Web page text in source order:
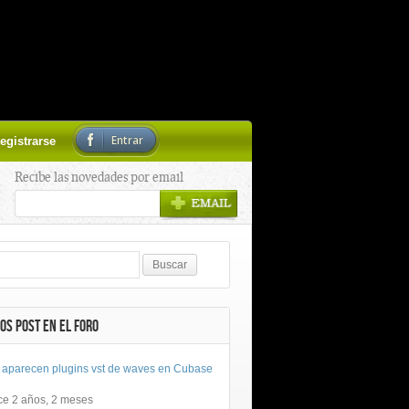
Entrar
Recibe las novedades por email
POST EN EL FORO
aparecen plugins vst de waves en Cubase
2 años, 2 meses